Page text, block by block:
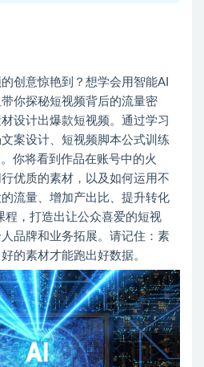
创意惊艳到？想学会用智能AI
你探秘短视频背后的流量密
设计出爆款短视频。通过学习
案设计、短视频脚本公式训练
你将看到作品在账号中的火
优质的素材，以及如何运用不
流量、增加产出比、提升转化
程，打造出让公众喜爱的短视
品牌和业务拓展。请记住：素
的素材才能跑出好数据。